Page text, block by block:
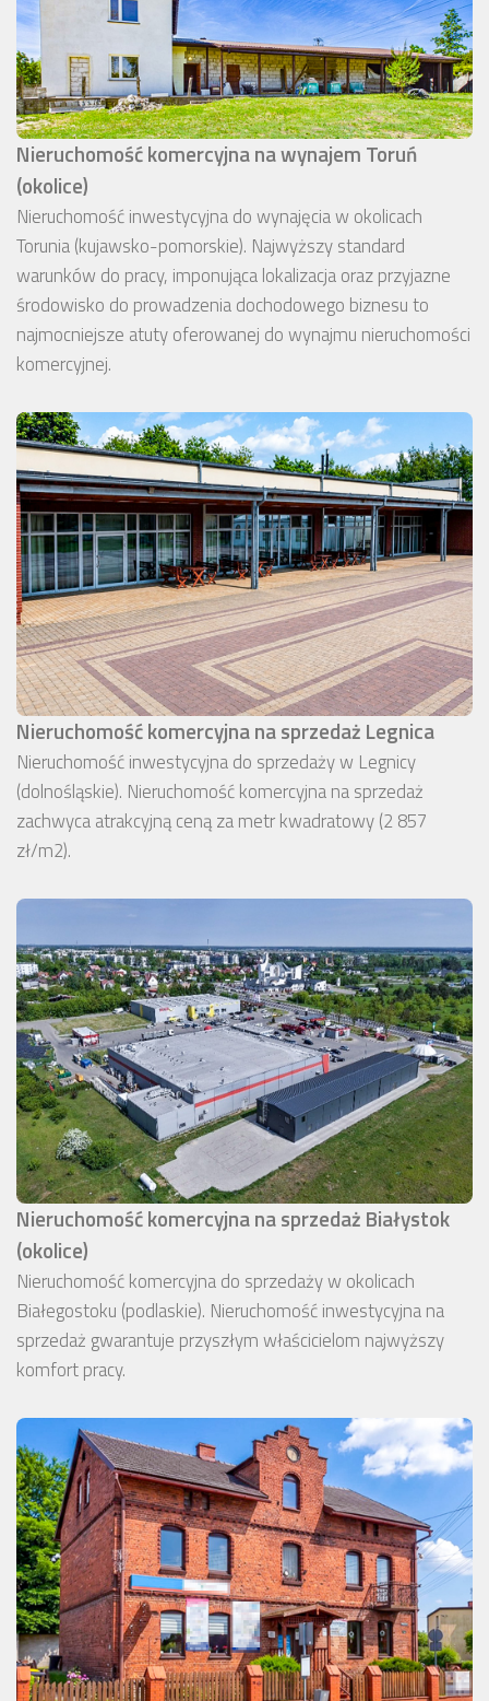
Nieruchomość komercyjna na wynajem Toruń
(okolice)
Nieruchomość inwestycyjna do wynajęcia w okolicach
Torunia (kujawsko-pomorskie). Najwyższy standard
warunków do pracy, imponująca lokalizacja oraz przyjazne
środowisko do prowadzenia dochodowego biznesu to
najmocniejsze atuty oferowanej do wynajmu nieruchomości
komercyjnej.
Nieruchomość komercyjna na sprzedaż Legnica
Nieruchomość inwestycyjna do sprzedaży w Legnicy
(dolnośląskie). Nieruchomość komercyjna na sprzedaż
zachwyca atrakcyjną ceną za metr kwadratowy (2 857
zł/m2).
Nieruchomość komercyjna na sprzedaż Białystok
(okolice)
Nieruchomość komercyjna do sprzedaży w okolicach
Białegostoku (podlaskie). Nieruchomość inwestycyjna na
sprzedaż gwarantuje przyszłym właścicielom najwyższy
komfort pracy.